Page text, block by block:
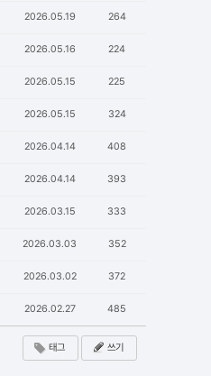
2026.05.19 264
2026.05.16 224
2026.05.15 225
2026.05.15 324
2026.04.14 408
2026.04.14 393
2026.03.15 333
2026.03.03 352
2026.03.02 372
2026.02.27 485
태그 쓰기